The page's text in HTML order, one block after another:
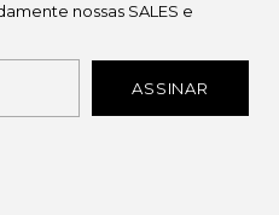
nossas SALES e